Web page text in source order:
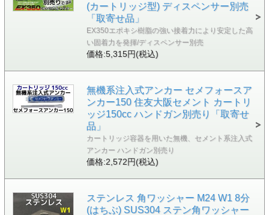
(カートリッジ型) ディスペンサー別売
「取寄せ品」
EX350エポキシ樹脂の強い接着力により安定した高
い固着力を発揮/ディスペンサー別売
価格:5,315円(税込)
無機系注入式アンカー セメフォースア
ンカー150 住友大阪セメント カートリ
ッジ150cc ハンドガン別売り「取寄せ
品」
カートリッジ容器を用いた無機、セメント系注入式
アンカー ハンドガン別売り
価格:2,572円(税込)
ステンレス 角ワッシャー M24 W1 8分
(はちぶ) SUS304 ステン角ワッシャー